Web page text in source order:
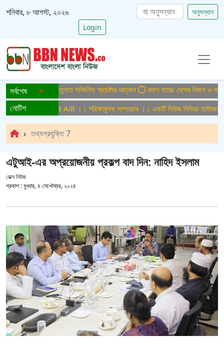
শনিবার, ৮ আগস্ট, ২০২৬
অনুসন্ধান
Login
সর্বশেষ
বাংলাদেশ গড়ে তুলতে সম্মিলিত প্রচেষ্টার আহ্বান বদলে যাচ্ছে দেশের বিমান ও পর্যটন
নোটিশ।। Test AiR ।। পরিক্ষামুলক সম্প্রচার ।। একটি নিউজ মিডিয়া হাউজের
তথ্যপ্রযুক্তি 7
এটুআই-এর অপ্রয়োজনীয় প্রকল্প বাদ দিন: নাহিদ ইসলাম
ডেক্স নিউজ
প্রকাশ :বুধবার, ৪ সেপ্টেম্বর, ২০২৪